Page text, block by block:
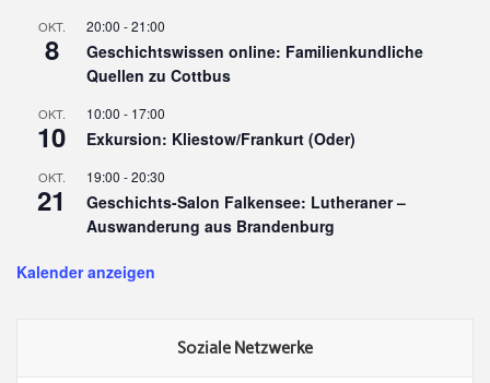
OKT.
8
20:00 -21:00
Geschichtswissen online: Familienkundliche
Quellen zu Cottbus
OKT.
10
10:00 - 17:00
Exkursion: Kliestow/Frankurt (Oder)
OKT.
21
19:00 -20:30
Geschichts-Salon Falkensee: Lutheraner –
Auswanderung aus Brandenburg
Kalender anzeigen
Soziale Netzwerke